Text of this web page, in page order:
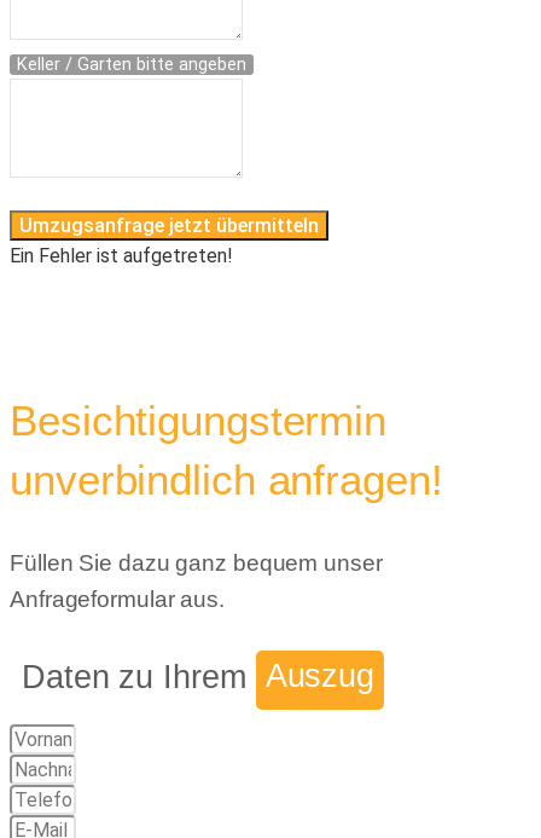
Keller / Garten bitte angeben
Umzugsanfrage jetzt übermitteln
Ein Fehler ist aufgetreten!
Besichtigungstermin
unverbindlich anfragen!
Füllen Sie dazu ganz bequem unser
Anfrageformular aus.
Daten zu Ihrem Auszug